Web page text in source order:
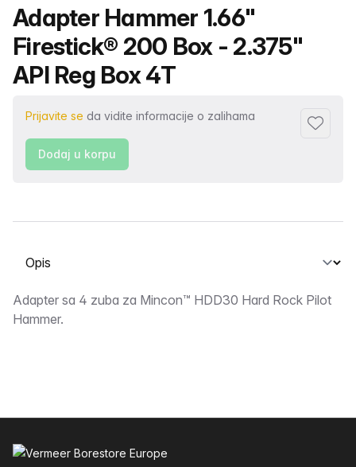
Naziv proizvoda
Adapter Hammer 1.66"
Firestick® 200 Box - 2.375"
API Reg Box 4T
Prijavite se da vidite informacije o zalihama
Dodaj
Dodaj u korpu
Odaberite karticu
Opis
Adapter sa 4 zuba za Mincon™ HDD30 Hard Rock Pilot
Hammer.